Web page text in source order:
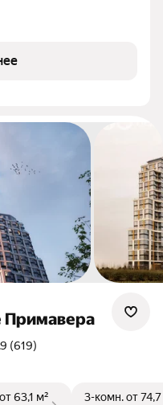
Примавера
(619)
от 63,1 м²
3-комн.от